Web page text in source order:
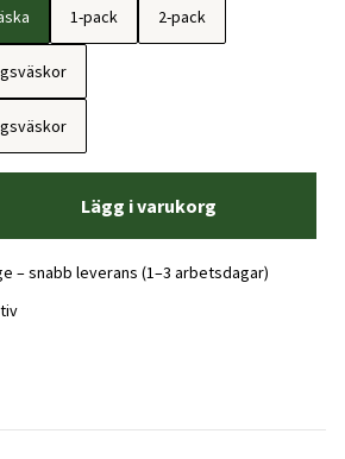
1-pack 2-pack
Lägg i varukorg
– snabb leverans (1–3 arbetsdagar)